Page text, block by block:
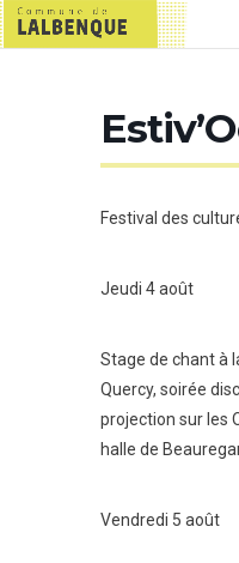
Festival des
Jeudi 4 août
Stage de chant à
Quercy, soirée
projection sur les
halle de
Vendredi 5 août